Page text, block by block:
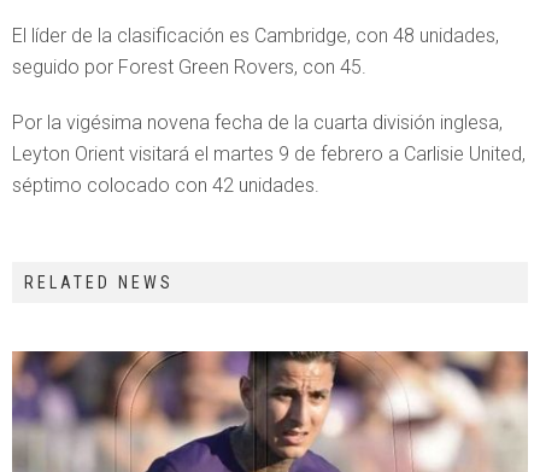
El líder de la clasificación es Cambridge, con 48 unidades,
seguido por Forest Green Rovers, con 45.
Por la vigésima novena fecha de la cuarta división inglesa,
Leyton Orient visitará el martes 9 de febrero a Carlisie United,
séptimo colocado con 42 unidades.
RELATED NEWS